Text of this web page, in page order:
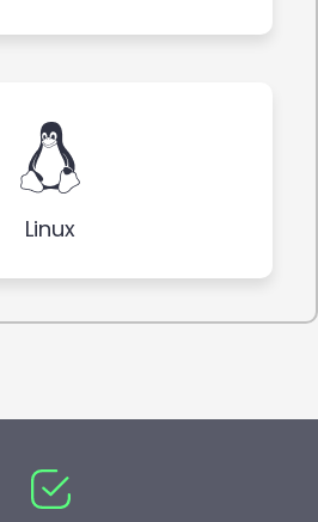
Linux